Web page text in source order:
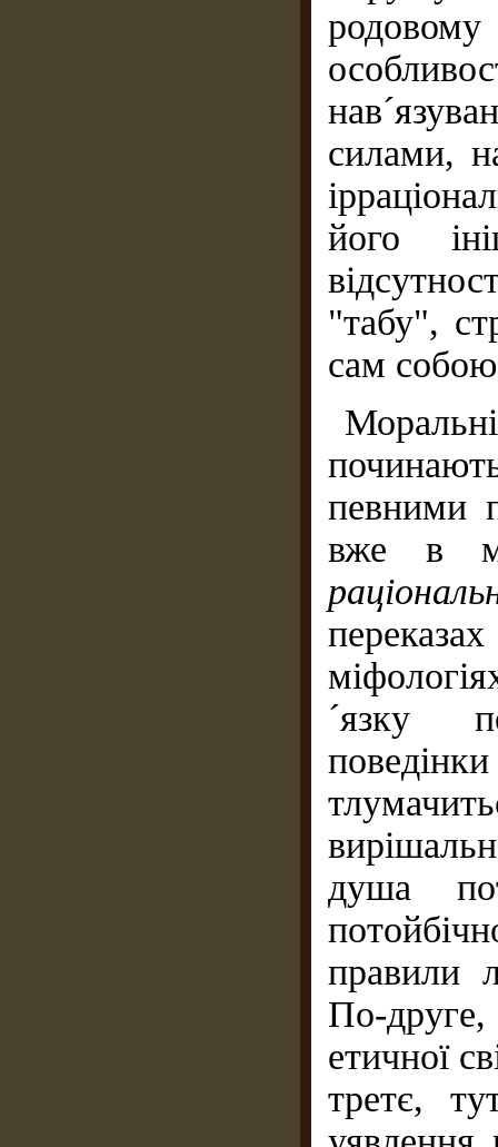
силами,
його
"табу",
сам
певними
вже в
´язку
душа
правили
По-
етичної
третє,